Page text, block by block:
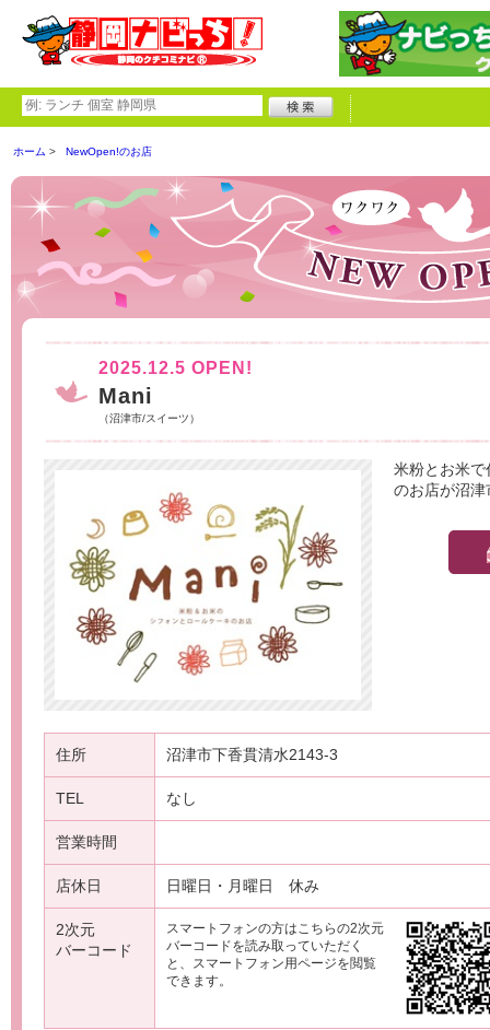
ホーム NewOpen!のお店
2025.12.5 OPEN!
Mani
（沼津市/スイーツ）
米粉とお米
のお店が沼
住所 沼津市下香貫清水2143-3
TEL なし
営業時間
店休日 日曜日・月曜日 休み
2次元
バーコード
スマートフォンの方はこちらの2次元
バーコードを読み取っていただく
と、スマートフォン用ページを閲覧
できます。